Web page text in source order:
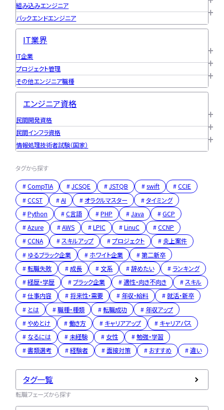
組み込みエンジニア
バックエンドエンジニア
IT業界
IT企業
プロジェクト管理
その他エンジニア職種
エンジニア資格
民間開発資格
民間インフラ資格
情報処理技術者試験（国家）
タグから探す
CompTIA JCSQE JSTQB swift
CCIE
CCST
AI オラクルマスター
タイミング
Python
C言語 PHP Java
GCP
Azure
AWS LPIC LinuC
CCNP
CCNA
スキルアップ プロジェクト
炎上案件
ゆるブラック企業
ホワイト企業
第二新卒
転職失敗
成長 文系 辞めたい
ランキング
経歴・学歴
ブラック企業 適性・向き不向き
スキル
仕事内容
将来性・需要 年収・給料
就活・新卒
とは
職種・種類 転職成功
年収アップ
やめとけ
働き方 キャリアアップ
キャリアパス
なるには
未経験 女性
勉強・学習
書類選考
経験者 面接対策 おすすめ 違い
タグ一覧
転職フェーズから探す